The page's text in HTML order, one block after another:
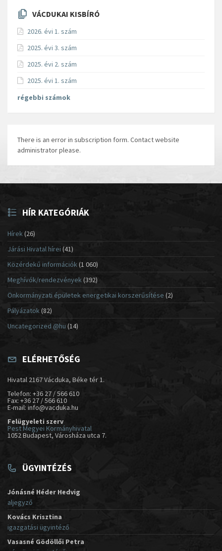
VÁCDUKAI KISBÍRÓ
2026. évi 1. szám
2025. évi 3. szám
2025. évi 2. szám
2025. évi 1. szám
régebbi számok
There is an error in subscription form. Contact website
administrator please.
HÍR KATEGÓRIÁK
Hírek(26)
Járási Hivatal hírei (41)
Közérdekű információk(1 060)
Meghívók/rendezvények (392)
Önkormányzati épületek energetikai korszerűsítése (2)
Pályázatok (82)
Uncategorized @hu (14)
ELÉRHETŐSÉG
Hivatal 2167 Vácduka, Béke tér 1.
Telefon: +36 27 / 566 610
Fax: +36 27 / 566 610
E-mail: info@vacduka.hu
Felügyeleti szerv
Pest Megyei Kormányhivatal
1052 Budapest, Városháza utca 7.
ÜGYINTÉZÉS
Jónásné Héder Hedvig
aljegyző
Kovács Krisztina
igazgatási ügyintéző
Vasasné Gödöllői Petra